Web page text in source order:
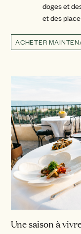
doges et
et des
ACHETER
Une saison à